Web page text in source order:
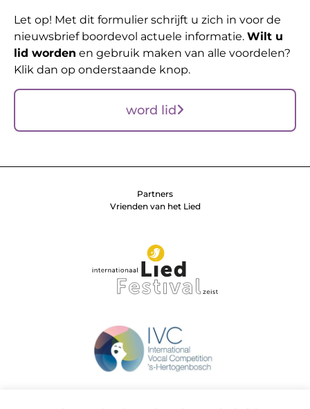
Let op! Met dit formulier schrijft u zich in voor de
nieuwsbrief boordevol actuele informatie. Wilt u
lid worden en gebruik maken van alle voordelen?
Klik dan op onderstaande knop.
word lid
Partners
Vrienden van het Lied